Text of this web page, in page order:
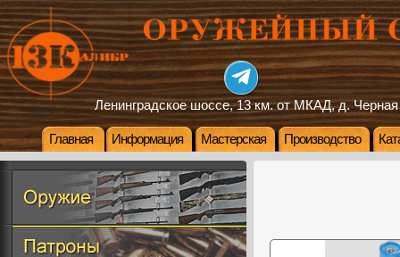
Ленинградское шоссе, 13 км. от МКАД, д. Черная
Главная Информация Мастерская Производство